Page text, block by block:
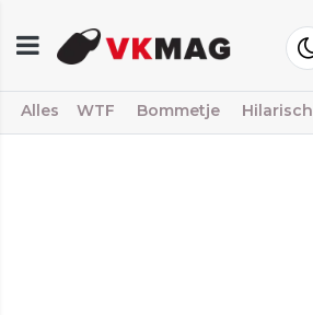
Alles WTF Bommetje Hilarisch